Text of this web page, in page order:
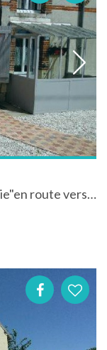
Gite rural tout confort "La Ferboiserie"en route vers le Berry et les châteaux de la Loire